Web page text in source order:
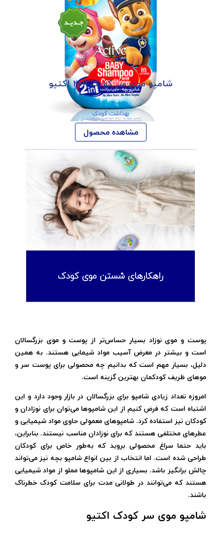
شامپو موی سر کودک ۲in۱ اکتیو
بهداشت کودک
مشاهده محصول
راهکارهای شستن موی کودک
پوست و موی نوزاد بسیار حساس‌تر از پوست و موی بزرگسالان
است و بیشتر در معرض آسیب مواد شیمایی هستند. به همین
دلیل، بسیار مهم است که بدانیم چه محصولی برای پوست سر و
موهای ظریف کودکمان بهترین گزینه است.
امروزه تعداد زیادی شامپو برای بزرگسالان در بازار وجود دارد و این
اشتباه است که فرض کنیم از این شامپوها می‌توان برای نوزادان و
کودکان نیز استفاده کرد. شامپوهای معمولی حاوی مواد شیمیایی و
عطرهای مختلفی هستند که برای نوزادان مناسب نیستند. بنابراین،
باید حتما سراغ محصولی بروید که به‌طور خاص برای کودکان
طراحی شده است. اما انتخاب از بین انواع شامپو بچه نیز می‌تواند
چالش برانگیز باشد. بسیاری از این شامپوها مملو از مواد شیمیایی
هستند که می‌توانند در طولانی مدت برای سلامت کودک خطرناک
باشند.
شامپو موی سر کودک اکتیو